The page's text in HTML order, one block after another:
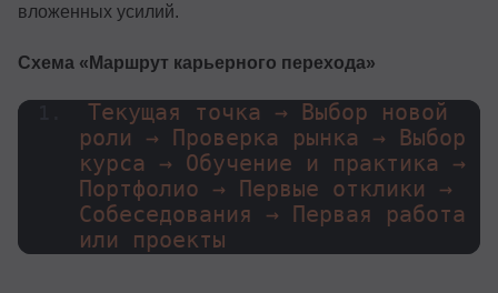
вложенных усилий.
Схема «Маршрут карьерного перехода»
Текущая точка → Выбор новой
роли → Проверка рынка → Выбор
курса → Обучение и практика →
Портфолио → Первые отклики →
Собеседования → Первая работа
или проекты